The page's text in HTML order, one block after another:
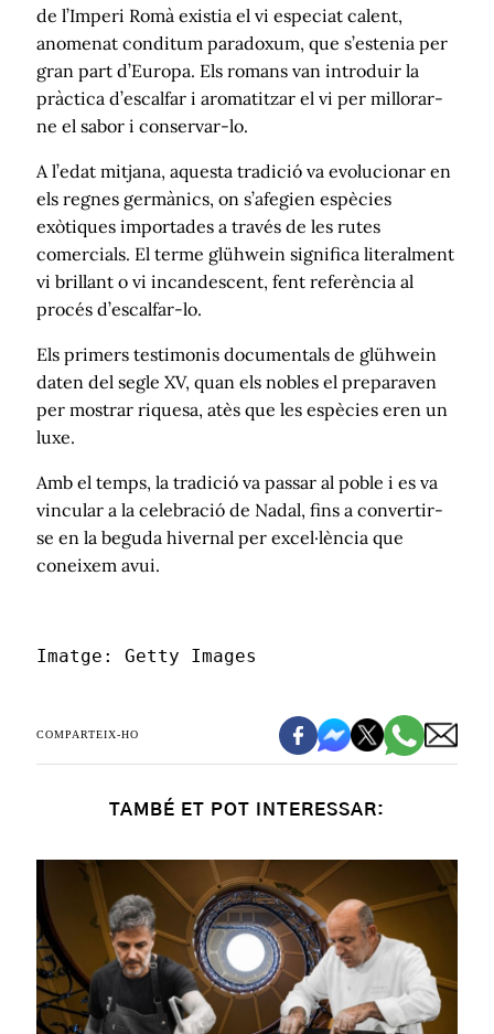
de l’Imperi Romà existia el vi especiat calent,
anomenat conditum paradoxum, que s’estenia per
gran part d’Europa. Els romans van introduir la
pràctica d’escalfar i aromatitzar el vi per millorar-
ne el sabor i conservar-lo.
A l’edat mitjana, aquesta tradició va evolucionar en
els regnes germànics, on s’afegien espècies
exòtiques importades a través de les rutes
comercials. El terme glühwein significa literalment
vi brillant o vi incandescent, fent referència al
procés d’escalfar-lo.
Els primers testimonis documentals de glühwein
daten del segle XV, quan els nobles el preparaven
per mostrar riquesa, atès que les espècies eren un
luxe.
Amb el temps, la tradició va passar al poble i es va
vincular a la celebració de Nadal, fins a convertir-
se en la beguda hivernal per excel·lència que
coneixem avui.
Imatge: Getty Images
COMPARTEIX-HO
TAMBÉ ET POT INTERESSAR: